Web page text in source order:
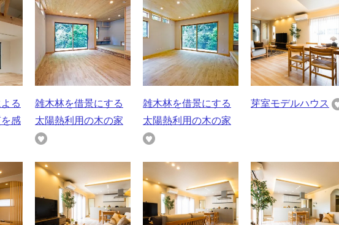
る
感
雑木林を借景にする
太陽熱利用の木の家
雑木林を借景にする
太陽熱利用の木の家
芽室モデルハウス